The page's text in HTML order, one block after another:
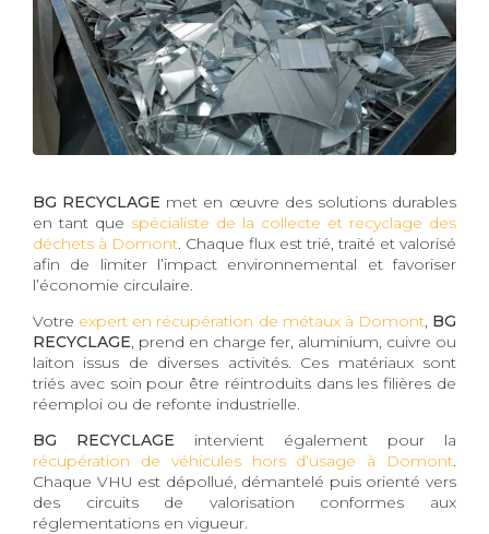
BG RECYCLAGE met en œuvre des solutions durables
en tant que spécialiste de la collecte et recyclage des
déchets à Domont. Chaque flux est trié, traité et valorisé
afin de limiter l’impact environnemental et favoriser
l’économie circulaire.
Votre expert en récupération de métaux à Domont, BG
RECYCLAGE, prend en charge fer, aluminium, cuivre ou
laiton issus de diverses activités. Ces matériaux sont
triés avec soin pour être réintroduits dans les filières de
réemploi ou de refonte industrielle.
BG RECYCLAGE intervient également pour la
récupération de véhicules hors d’usage à Domont.
Chaque VHU est dépollué, démantelé puis orienté vers
des circuits de valorisation conformes aux
réglementations en vigueur.